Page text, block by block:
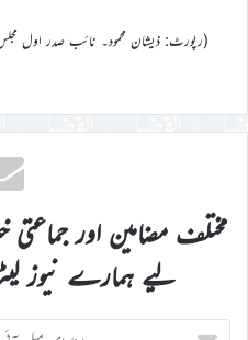
(رپورٹ: ذیشان محمود۔ نائب صدر اول مجلس
مختلف مضامین اور
لیے ہمارے نیوز
اپنا